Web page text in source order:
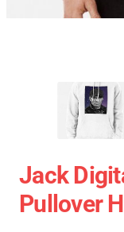
Jack
Pullover